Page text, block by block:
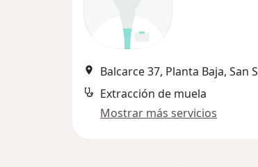
Extracción de muela
Mostrar más servicios